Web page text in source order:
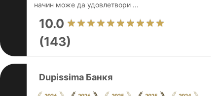
начин може да удовлетвори ...
10.0
(143)
Dupissima Банкя